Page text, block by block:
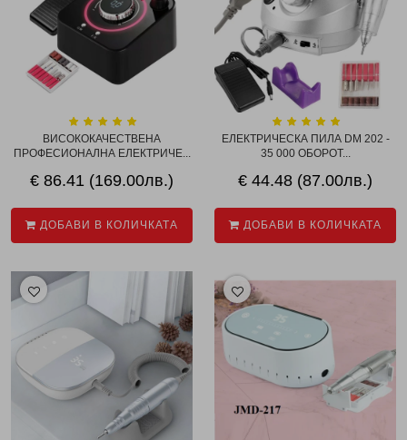
ВИСОКОКАЧЕСТВЕНА
ПРОФЕСИОНАЛНА ЕЛЕКТРИЧЕ...
€ 86.41 (169.00лв.)
ДОБАВИ В КОЛИЧКАТА
ЕЛЕКТРИЧЕСКА ПИЛА DM 202 -
35 000 ОБОРОТ...
€ 44.48 (87.00лв.)
ДОБАВИ В КОЛИЧКАТА